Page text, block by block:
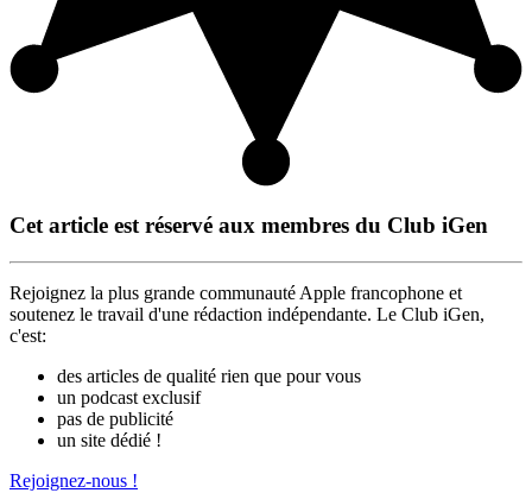
Cet article est réservé aux membres du Club iGen
Rejoignez la plus grande communauté Apple francophone et
soutenez le travail d'une rédaction indépendante. Le Club iGen,
c'est:
des articles de qualité rien que pour vous
un podcast exclusif
pas de publicité
un site dédié !
Rejoignez-nous !